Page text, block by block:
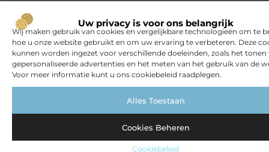
Uw privacy is voor ons belangrijk
Wij maken gebruik van cookies en vergelijkbare technologieën om te
hoe u onze website gebruikt en om uw ervaring te verbeteren. Deze
kunnen worden ingezet voor verschillende doeleinden, zoals het tonen
gepersonaliseerde advertenties en het meten van het gebruik van de
Voor meer informatie kunt u ons cookiebeleid raadplegen.
Alles Toestaan
Cookies Beheren
Cookiebeleid
Gerelateerde artikelendie u
mogelijk interesseren